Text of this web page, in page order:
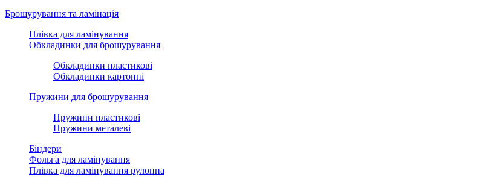
Брошурування та ламінація
Плівка для ламінування
Обкладинки для брошурування
Обкладинки пластикові
Обкладинки картонні
Пружини для брошурування
Пружини пластикові
Пружини металеві
Біндери
Фольга для ламінування
Плівка для ламінування рулонна